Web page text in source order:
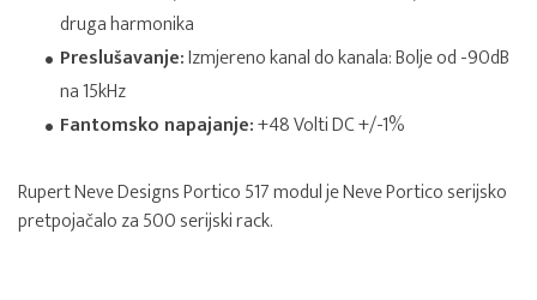
druga harmonika
Preslušavanje:Izmjereno kanal do kanala: Bolje od -90dB
na 15kHz
Fantomsko napajanje:+48 Volti DC +/-1%
Rupert Neve Designs Portico 517 modul je Neve Portico serijsko
pretpojačalo za 500 serijski rack.